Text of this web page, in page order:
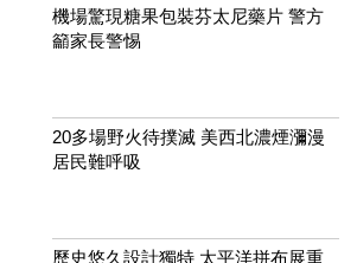
機場驚現糖果包裝芬太尼藥片 警方
籲家長警惕
20多場野火待撲滅 美西北濃煙瀰漫
居民難呼吸
歷史悠久設計獨特 太平洋拼布展重